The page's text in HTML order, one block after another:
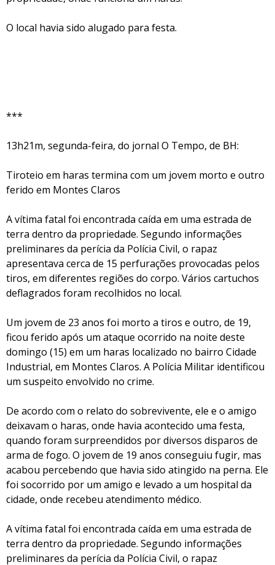
O local havia sido alugado para festa.
***
13h21m, segunda-feira, do jornal O Tempo, de BH:
Tiroteio em haras termina com um jovem morto e outro
ferido em Montes Claros
A vítima fatal foi encontrada caída em uma estrada de
terra dentro da propriedade. Segundo informações
preliminares da perícia da Polícia Civil, o rapaz
apresentava cerca de 15 perfurações provocadas pelos
tiros, em diferentes regiões do corpo. Vários cartuchos
deflagrados foram recolhidos no local.
Um jovem de 23 anos foi morto a tiros e outro, de 19,
ficou ferido após um ataque ocorrido na noite deste
domingo (15) em um haras localizado no bairro Cidade
Industrial, em Montes Claros. A Polícia Militar identificou
um suspeito envolvido no crime.
De acordo com o relato do sobrevivente, ele e o amigo
deixavam o haras, onde havia acontecido uma festa,
quando foram surpreendidos por diversos disparos de
arma de fogo. O jovem de 19 anos conseguiu fugir, mas
acabou percebendo que havia sido atingido na perna. Ele
foi socorrido por um amigo e levado a um hospital da
cidade, onde recebeu atendimento médico.
A vítima fatal foi encontrada caída em uma estrada de
terra dentro da propriedade. Segundo informações
preliminares da perícia da Polícia Civil, o rapaz